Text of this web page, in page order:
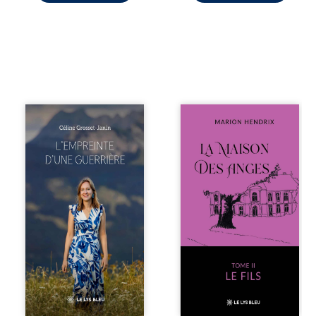
Que reste-t-il de
l’enfance lorsque
la maladie impose
ses propres règles
? L’empreinte
d’une guerrière
livre, sans détour,
le récit d’un
quotidien
bouleversé par la
maladie
chronique,
l’errance médicale
et de longues
hospitalisations.
L’auteure y
raconte ce que les
Nous sommes en
après le décès du
patriarche
Anatole-Eustache.
La famille devra
affronter non
seulement un
inconnu qui rôde
autour du
domaine et dont
majordome,
redoute les visites,
encombrant